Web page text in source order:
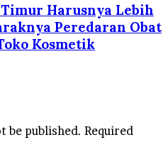
Harusnya Lebih
Peredaran Obat
Kosmetik
be published. Required